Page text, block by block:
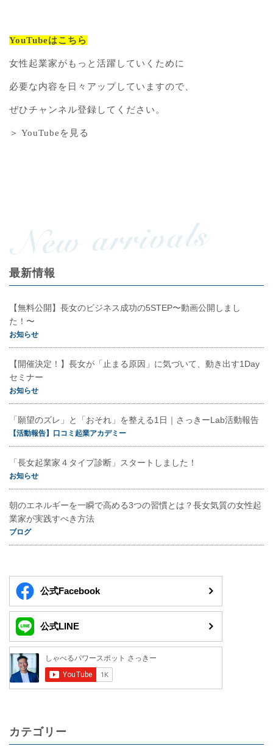
YouTubeはこちら
女性起業家がもっと活躍していくために
必要な内容を日々アップしていますので、
ぜひチャンネル登録してください。
＞ YouTubeを見る
最新情報
【無料公開】長女のビジネス成功の5STEP〜動画公開しまし
た！〜
お知らせ
【開催決定！】長女が「止まる原因」に気づいて、動き出す1Day
セミナー
お知らせ
「願望のズレ」と「おそれ」を整える1日｜さっきーLab活動報告
【活動報告】口コミ起業アカデミー
「長女起業家４タイプ診断」スタートしました！
お知らせ
朝のエネルギーを一瞬で高める3つの習慣とは？長女気質の女性起
業家が実践すべき方法
ブログ
公式Facebook
公式LINE
カテゴリー